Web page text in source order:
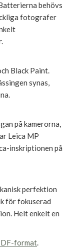
behövs
fotografer
Black Paint.
synas,
på kamerorna,
Leica MP
inskriptionen på
perfektion
för fokuserad
Helt enkelt en
format.